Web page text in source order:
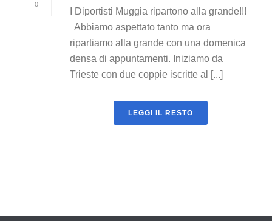
0
I Diportisti Muggia ripartono alla grande!!!
Abbiamo aspettato tanto ma ora
ripartiamo alla grande con una domenica
densa di appuntamenti. Iniziamo da
Trieste con due coppie iscritte al [...]
LEGGI IL RESTO